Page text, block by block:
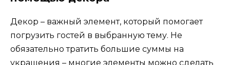
Декор – важный элемент, который помогает
погрузить гостей в выбранную тему. Не
обязательно тратить большие суммы на
украшения – многие элементы можно сделать